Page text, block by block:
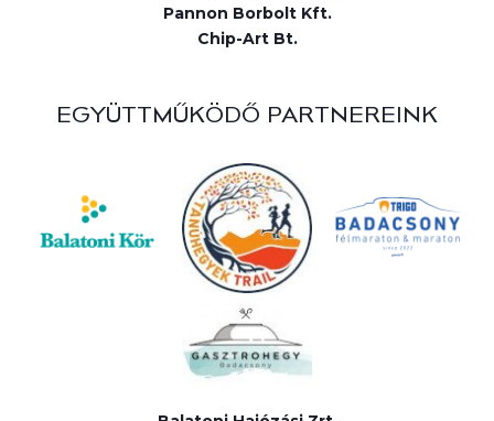
Pannon Borbolt Kft.
Chip-Art Bt.
EGYÜTTMŰKÖDŐ PARTNEREINK